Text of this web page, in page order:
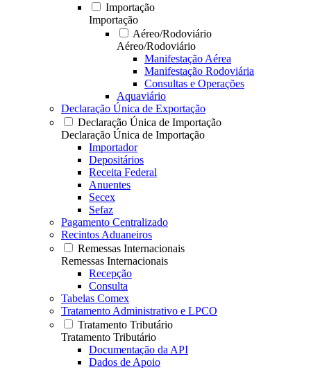
Importação
Importação
Aéreo/Rodoviário
Aéreo/Rodoviário
Manifestação Aérea
Manifestação Rodoviária
Consultas e Operações
Aquaviário
Declaração Única de Exportação
Declaração Única de Importação
Declaração Única de Importação
Importador
Depositários
Receita Federal
Anuentes
Secex
Sefaz
Pagamento Centralizado
Recintos Aduaneiros
Remessas Internacionais
Remessas Internacionais
Recepção
Consulta
Tabelas Comex
Tratamento Administrativo e LPCO
Tratamento Tributário
Tratamento Tributário
Documentação da API
Dados de Apoio